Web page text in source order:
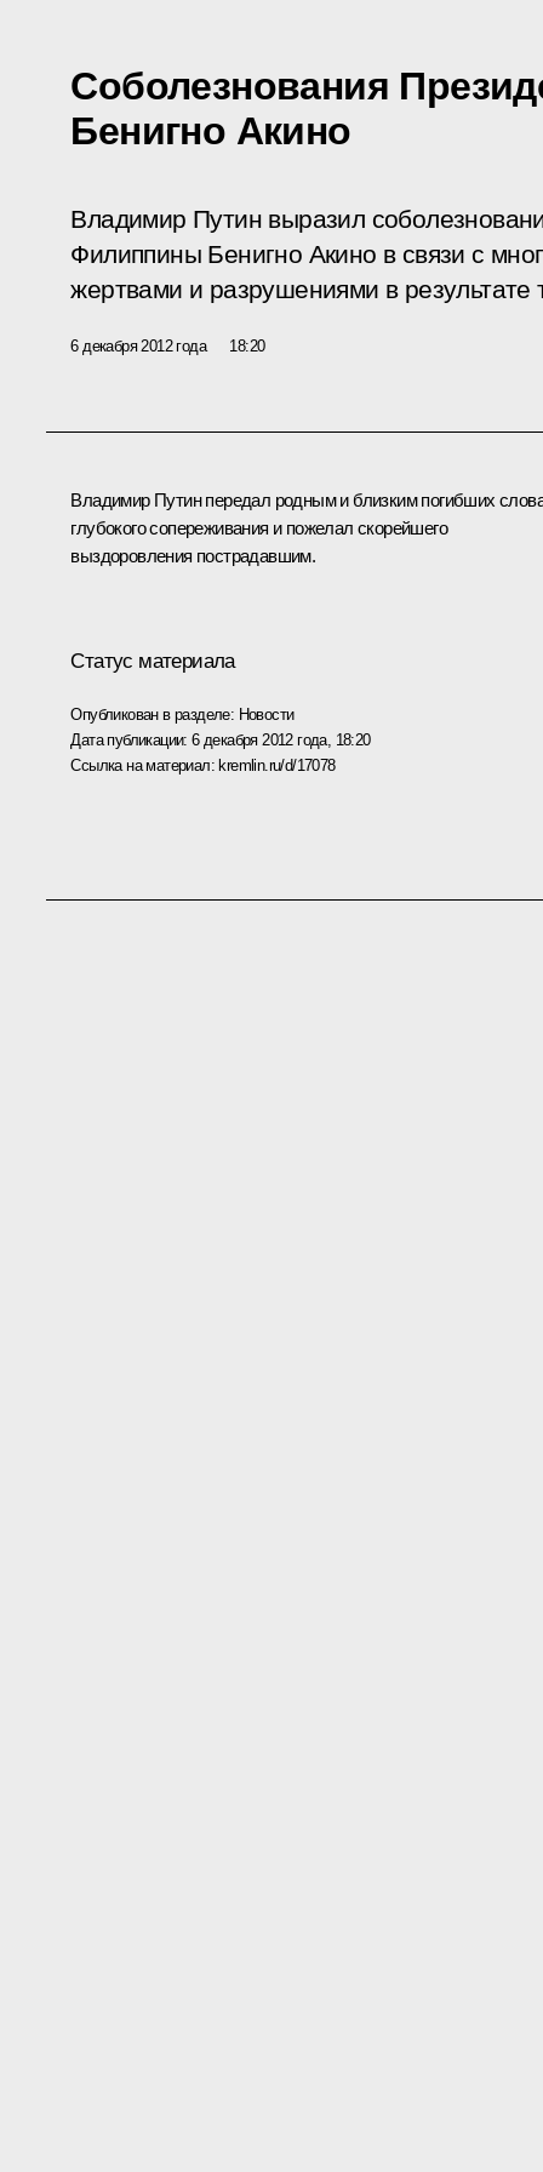
Соболезнования
Бенигно Акино
Владимир Путин выразил
Филиппины Бенигно Акино в связи с
жертвами и разрушениями в
6 декабря 2012 года 18:20
Владимир Путин передал родным и близким погибших
глубокого сопереживания и пожелал скорейшего
выздоровления пострадавшим.
Статус материала
Опубликован в разделе: Новости
Дата публикации:6 декабря 2012 года, 18:20
Ссылка на материал: kremlin.ru/d/17078